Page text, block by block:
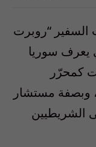
السفير “روبرت
يعرف سوريا
لمدة 8 سنوات كمحرّر
وبصفة مستشار
الشريطيين